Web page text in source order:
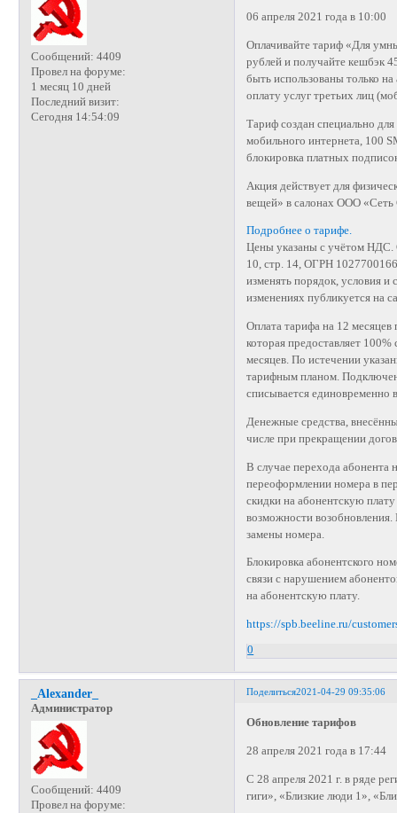
Сообщений: 4409
Провел на форуме:
1 месяц 10 дней
Последний визит:
Сегодня 14:54:09
06 апреля 2021 года в 10:00
Оплачивайте тариф «Для
рублей и получайте кешбэк
быть использованы только
оплату услуг третьих лиц
Тариф создан специально
мобильного интернета, 100
блокировка платных
Акция действует для
вещей» в салонах ООО «Сеть
Подробнее о тарифе.
Цены указаны с учётом
10, стр. 14, ОГРН
изменять порядок, условия
изменениях публикуется на
Оплата тарифа на 12
которая предоставляет
месяцев. По истечении
тарифным планом.
списывается единовременно
Денежные средства,
числе при прекращении
В случае перехода абонента
переоформлении номера в
скидки на абонентскую
возможности
замены номера.
Блокировка абонентского
связи с нарушением
на абонентскую плату.
https://spb.beeline.ru/
0
Поделиться2021-04-29 09:35:06
_Alexander_
Администратор
Сообщений: 4409
Провел на форуме:
Обновление тарифов
28 апреля 2021 года в 17:44
С 28 апреля 2021 г. в ряде
гиги», «Близкие люди 1»,